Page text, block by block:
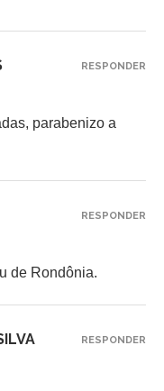
parabenizo a
RESPONDER
de Rondônia.
RESPONDER
RESPONDER